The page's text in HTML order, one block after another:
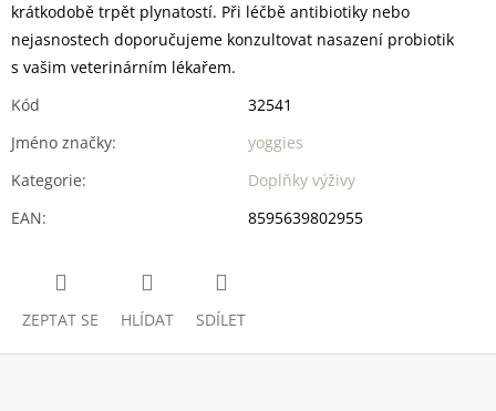
krátkodobě trpět plynatostí. Při léčbě antibiotiky nebo
nejasnostech doporučujeme konzultovat nasazení probiotik
s vašim veterinárním lékařem.
Kód
32541
Jméno značky:
yoggies
Kategorie:
Doplňky výživy
EAN: 8595639802955
ZEPTAT SE HLÍDAT SDÍLET